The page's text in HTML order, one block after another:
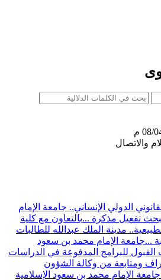
م
والاتصال
الدولي الإنساني.. جامعة الإمام
تفعيل مذكرة ...بالتعاون مع كلية
مدينة الملك عبدالله للطالبات
...جامعة الإمام محمد بن سعود
القبول للبرامج المدفوعة في الدراسات
ومتابعة من وكالة الشؤون
الإمام محمد بن سعود الإسلامية